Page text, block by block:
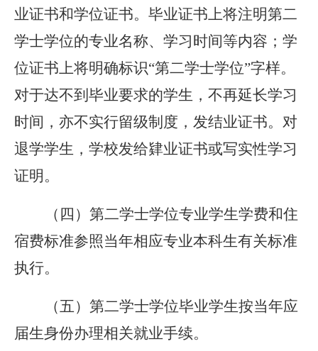
业证书和学位证书。毕业证书上将注明第二
学士学位的专业名称、学习时间等内容；学
位证书上将明确标识“第二学士学位”字样。
对于达不到毕业要求的学生，不再延长学习
时间，亦不实行留级制度，发结业证书。对
退学学生，学校发给肄业证书或写实性学习
证明。
（四）第二学士学位专业学生学费和住
宿费标准参照当年相应专业本科生有关标准
执行。
（五）第二学士学位毕业学生按当年应
届生身份办理相关就业手续。